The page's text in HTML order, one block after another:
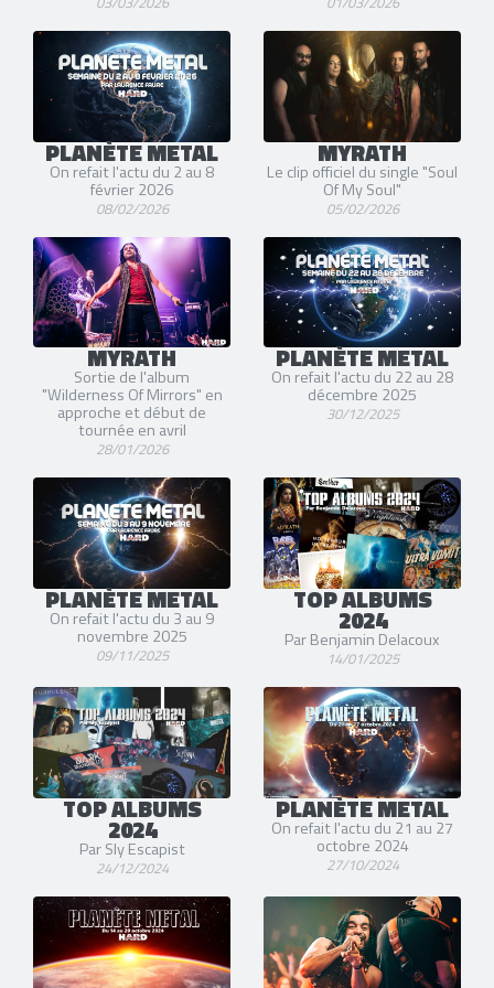
PLANÈTE METAL
On refait l'actu du 2 au 8
février 2026
08/02/2026
MYRATH
Le clip officiel du single "Soul
Of My Soul"
05/02/2026
MYRATH
Sortie de l'album
"Wilderness Of Mirrors" en
approche et début de
tournée en avril
28/01/2026
PLANÈTE METAL
On refait l'actu du 22 au 28
décembre 2025
30/12/2025
PLANÈTE METAL
On refait l'actu du 3 au 9
novembre 2025
09/11/2025
TOP ALBUMS
2024
Par Benjamin Delacoux
14/01/2025
TOP ALBUMS
2024
Par Sly Escapist
24/12/2024
PLANÈTE METAL
On refait l'actu du 21 au 27
octobre 2024
27/10/2024